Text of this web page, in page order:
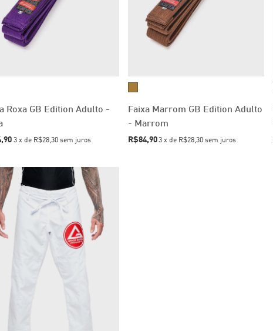
Roxa GB Edition Adulto -
3 x de R$28,30 sem juros
Faixa Marrom GB Edition Adulto
- Marrom
R$84,90 3 x de R$28,30 sem juros